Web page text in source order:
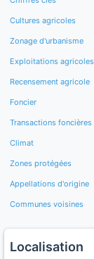
Cultures agricoles
Zonage d'urbanisme
Exploitations agricoles
Recensement agricole
Foncier
Transactions foncières
Climat
Zones protégées
Appellations d'origine
Communes voisines
Localisation